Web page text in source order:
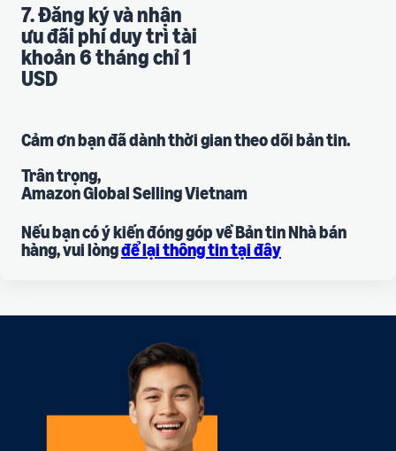
7. Đăng ký và nhận
ưu đãi phí duy trì tài
khoản 6 tháng chỉ 1
USD
Cảm ơn bạn đã dành thời gian theo dõi bản tin.
Trân trọng,
Amazon Global Selling Vietnam
Nếu bạn có ý kiến đóng góp về Bản tin Nhà bán
hàng, vui lòngđể lại thông tin tại đây